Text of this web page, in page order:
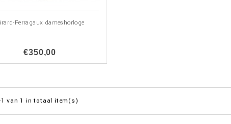
Perragaux dameshorloge
€350,00
1 van 1 in totaal item(s)